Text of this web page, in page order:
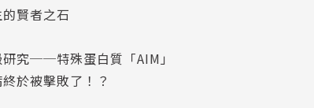
賢者之石
究──特殊蛋白質「AIM」
於被擊敗了！？